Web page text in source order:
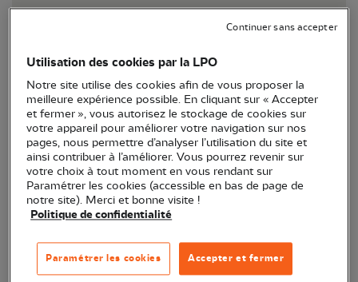
cliqué sur la catégorie que vous venez de sélectionner. N'hésitez pas
à filtrer encore !
Utilisation des cookies par la LPO
Notre site utilise des cookies afin de vous proposer la
meilleure expérience possible. En cliquant sur « Accepter
et fermer », vous autorisez le stockage de cookies sur
votre appareil pour améliorer votre navigation sur nos
pages, nous permettre d’analyser l’utilisation du site et
ainsi contribuer à l’améliorer. Vous pourrez revenir sur
votre choix à tout moment en vous rendant sur
Paramétrer les cookies (accessible en bas de page de
notre site). Merci et bonne visite !
Politique de confidentialité
Accepter et fermer
Paramétrer les cookies
Continuer sans accepter